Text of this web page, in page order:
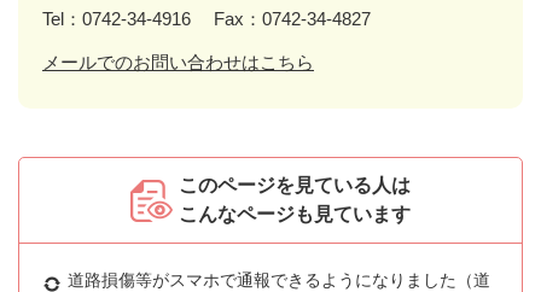
Tel：0742-34-4916
Fax：0742-34-4827
メールでのお問い合わせはこちら
このページを見ている人は
こんなページも見ています
道路損傷等がスマホで通報できるようになりました（道